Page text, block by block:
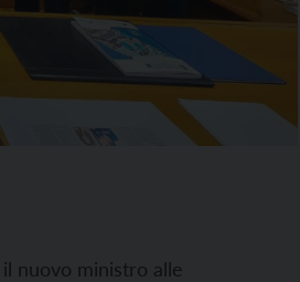
nuovo ministro alle